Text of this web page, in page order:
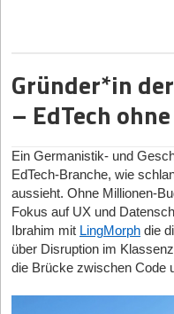
Was bietet das Full-
Teilnehmende
der Idee bis zur
weiteren Kapitals:
Technologie:Zugang
modernster
sichere Bezahlung,
und digitale Identität –
Capital-Netzwerken im
Gründer*in
– EdTech
Ein Germanistik- und
EdTech-Branche, wie
aussieht. Ohne Millionen-
Fokus auf UX und
Ibrahim mit LingMorph die
über Disruption im
die Brücke zwischen Code